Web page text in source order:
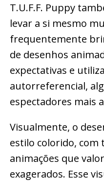
T.U.F.F. Puppy
levar a si mesmo
frequentemente
de desenhos
expectativas e
autorreferencial,
espectadores mais
Visualmente, o
estilo colorido, com
animações que
exagerados. Esse